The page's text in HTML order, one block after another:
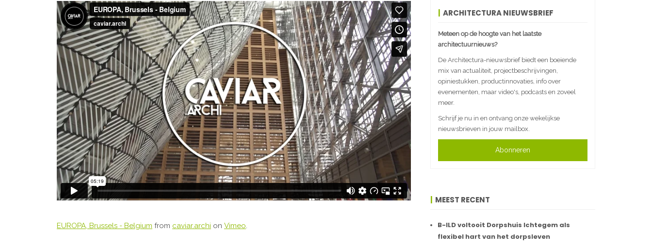
EUROPA, Brussels - Belgium from caviar.archi on Vimeo.
ARCHITECTURA NIEUWSBRIEF
Meteen op de hoogte van het laatste
architectuurnieuws?
De Architectura-nieuwsbrief biedt een boeiende
mix van actualiteit, projectbeschrijvingen,
opiniestukken, productinnovaties, info over
evenementen, maar video's, podcasts en zoveel
meer.
Schrijf je nu in en ontvang onze wekelijkse
nieuwsbrieven in jouw mailbox.
Abonneren
MEEST RECENT
B-ILD voltooit Dorpshuis Ichtegem als
flexibel hart van het dorpsleven